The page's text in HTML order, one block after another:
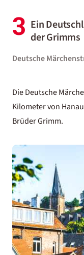
3 Ein
der Grimms
Deutsche
Die Deutsche
Kilometer von
Brüder Grimm.